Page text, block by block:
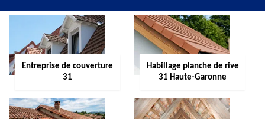
Entreprise de couverture
31
Habillage planche de rive
31 Haute-Garonne